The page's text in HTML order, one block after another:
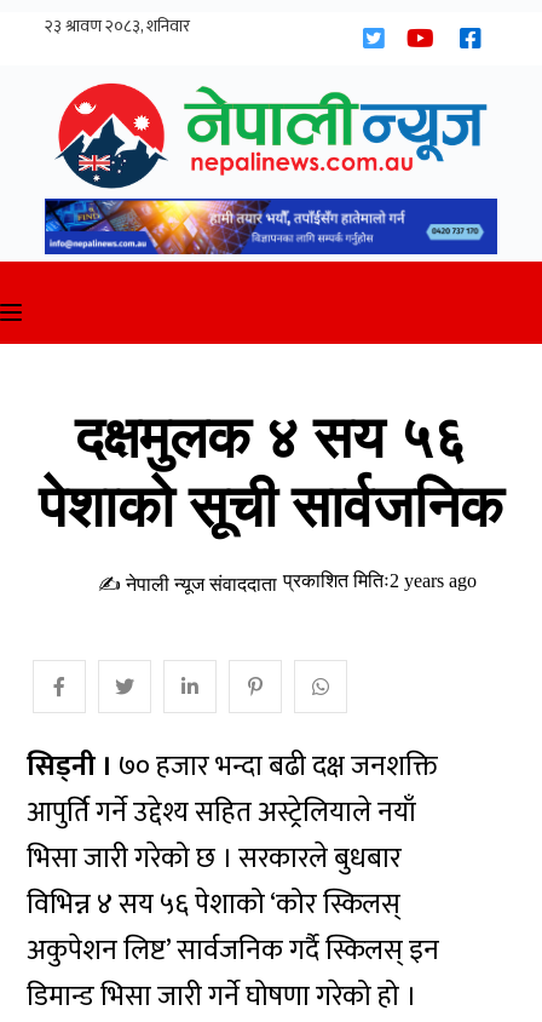
दक्षमुलक ४ सय ५६
पेशाको सूची सार्वजनिक
✍ नेपाली न्यूज संवाददाता प्रकाशित मितिः2 years ago
सिड्नी । ७० हजार भन्दा बढी दक्ष जनशक्ति
आपुर्ति गर्ने उद्देश्य सहित अस्ट्रेलियाले नयाँ
भिसा जारी गरेको छ । सरकारले बुधबार
विभिन्न ४ सय ५६ पेशाको ‘कोर स्किलस्
अकुपेशन लिष्ट’ सार्वजनिक गर्दै स्किलस् इन
डिमान्ड भिसा जारी गर्ने घोषणा गरेको हो ।